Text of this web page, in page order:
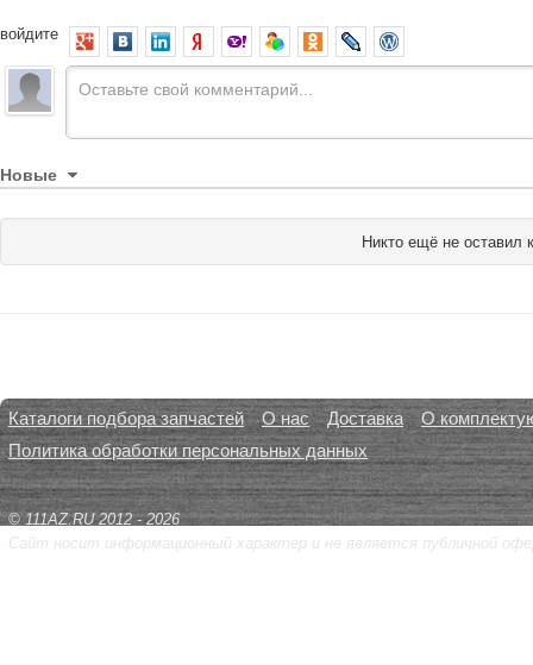
войдите
Новые
Никто ещё не оставил
Каталоги подбора запчастей О нас Доставка
О
Политика обработки персональных данных
© 111AZ.RU 2012 - 2026
Сайт носит информационный характер и не является публичной